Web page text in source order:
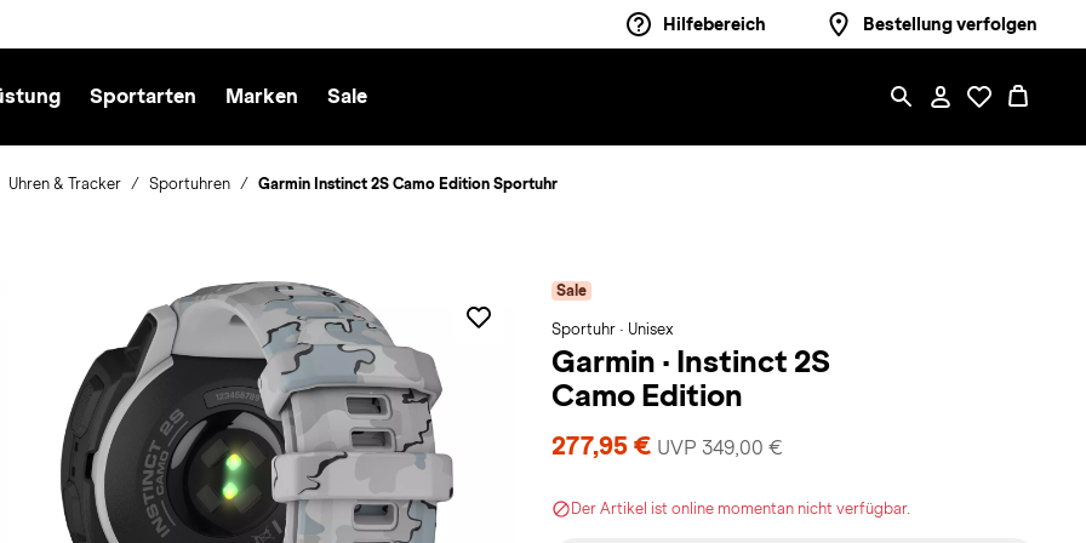
Hilfebereich Bestellung verfolgen
Sportarten Marken Sale
Uhren & Tracker Sportuhren Garmin Instinct 2S Camo Edition Sportuhr
Sale
Sportuhr · Unisex
Garmin · Instinct 2S
Camo Edition
277,95 € UVP 349,00 €
Der Artikel ist online momentan nicht verfügbar.